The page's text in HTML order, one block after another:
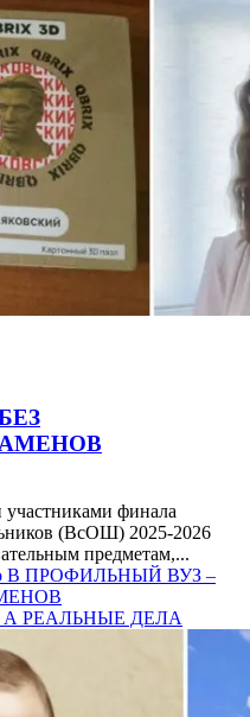
участниками финала
(ВсОШ) 2025-2026
предметам,...
о В ПРОФИЛЬНЫЙ ВУЗ –
РЕАЛЬНЫЕ ДЕЛА